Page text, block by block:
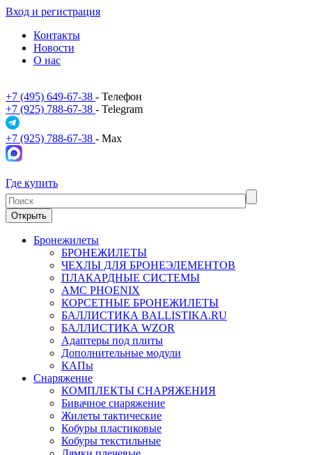
Вход и регистрация
Контакты
Новости
О нас
+7 (495) 649-67-38 - Телефон
+7 (925) 788-67-38 - Telegram
+7 (925) 788-67-38 - Max
Где купить
Открыть
Бронежилеты
БРОНЕЖИЛЕТЫ
ЧЕХЛЫ ДЛЯ БРОНЕЭЛЕМЕНТОВ
ПЛАКАРДНЫЕ СИСТЕМЫ
АМС PHOENIX
КОРСЕТНЫЕ БРОНЕЖИЛЕТЫ
БАЛЛИСТИКА BALLISTIKA.RU
БАЛЛИСТИКА WZOR
Адаптеры под плиты
Дополнительные модули
КАПы
Снаряжение
КОМПЛЕКТЫ СНАРЯЖЕНИЯ
Бивачное снаряжение
Жилеты тактические
Кобуры пластиковые
Кобуры текстильные